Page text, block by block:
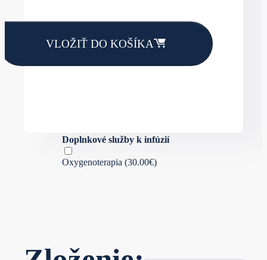
Doplnkové služby k infúzií
Oxygenoterapia (30.00€)
VLOŽIŤ DO KOŠÍKA